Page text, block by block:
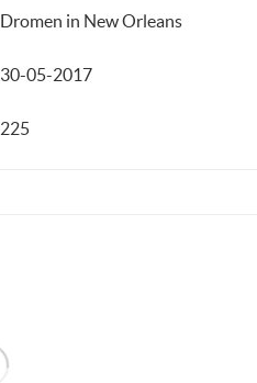
Dromen in New Orleans
30-05-2017
225